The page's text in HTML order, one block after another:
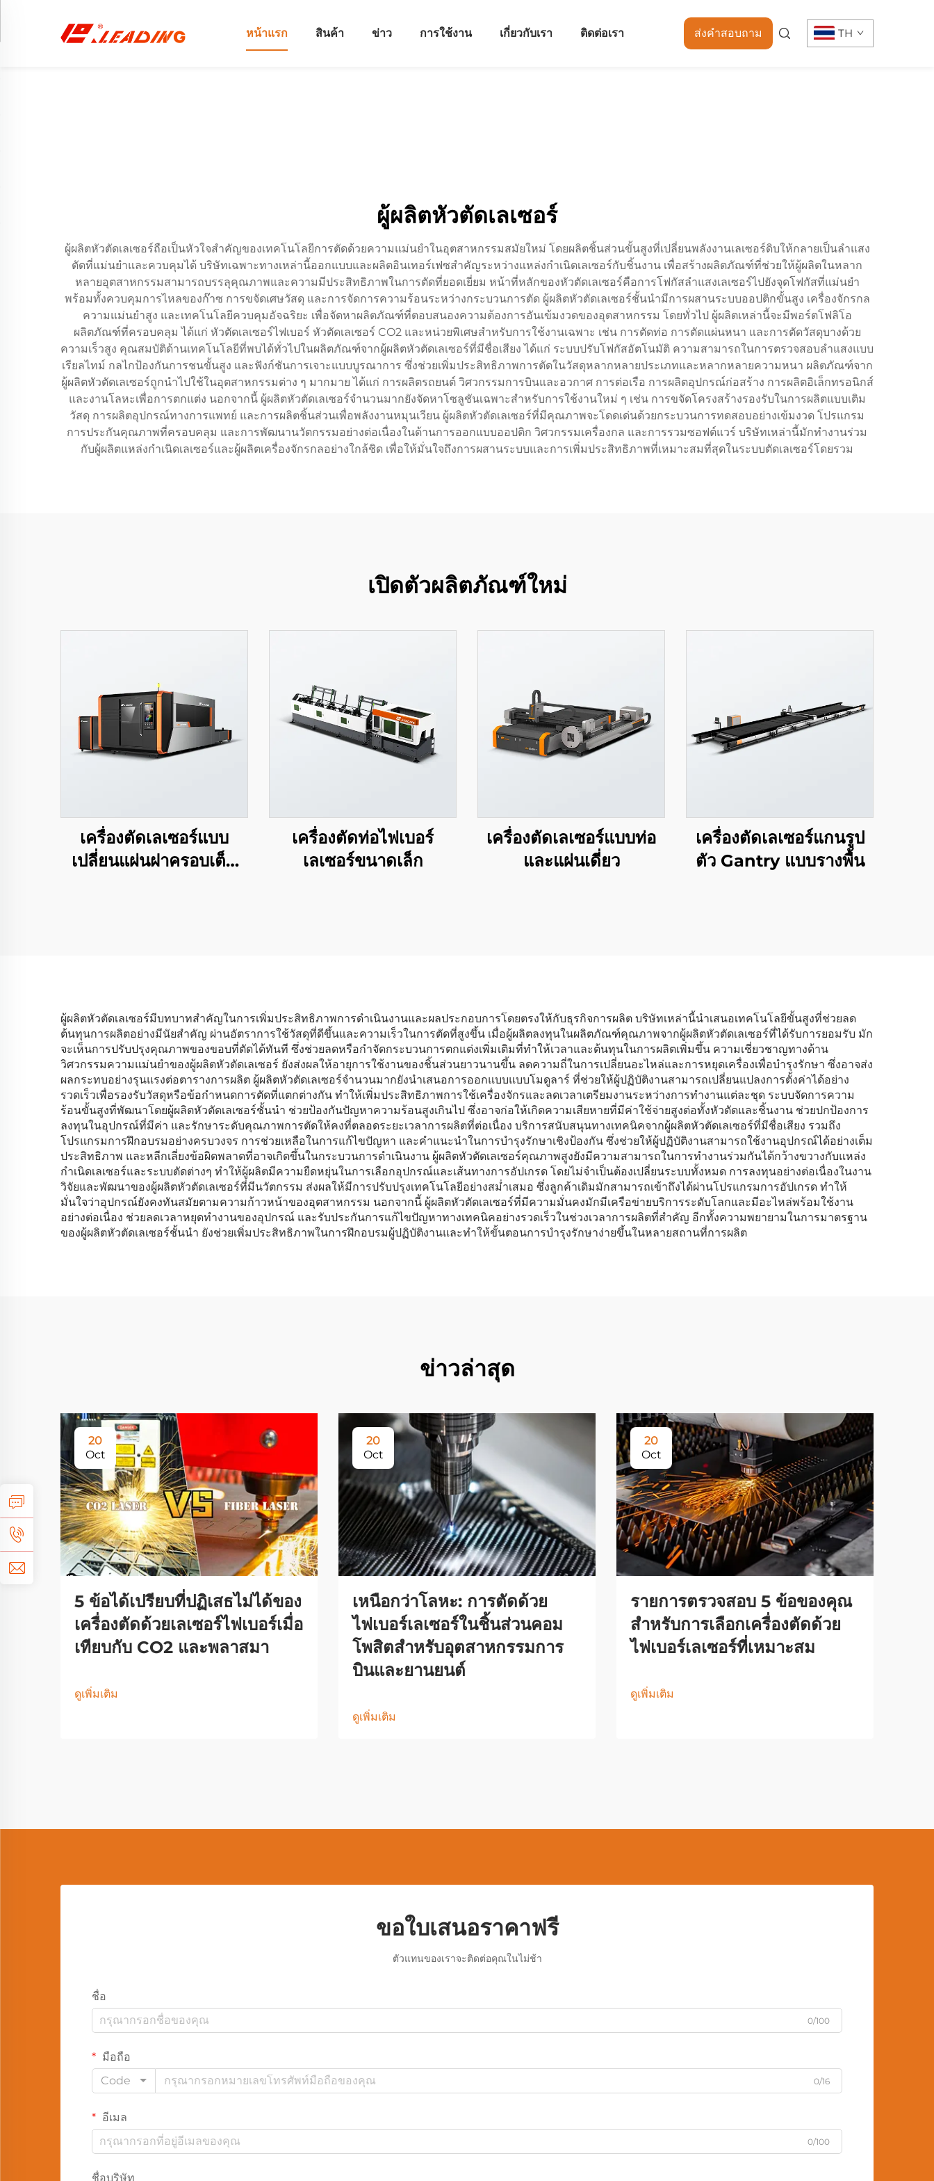
หน้าแรก สินค้า ข่าว การใช้งาน เกี่ยวกับเรา ติดต่อเรา ส่งคำสอบถาม TH
ผู้ผลิตหัวตัดเลเซอร์
ผู้ผลิตหัวตัดเลเซอร์ถือเป็นหัวใจสำคัญของเทคโนโลยีการตัดด้วยความแม่นยำในอุตสาหกรรมสมัยใหม่ โดยผลิตชิ้นส่วนขั้นสูงที่เปลี่ยนพลังงานเลเซอร์ดิบให้กลายเป็นลำแสง
ตัดที่แม่นยำและควบคุมได้ บริษัทเฉพาะทางเหล่านี้ออกแบบและผลิตอินเทอร์เฟซสำคัญระหว่างแหล่งกำเนิดเลเซอร์กับชิ้นงาน เพื่อสร้างผลิตภัณฑ์ที่ช่วยให้ผู้ผลิตในหลาก
หลายอุตสาหกรรมสามารถบรรลุคุณภาพและความมีประสิทธิภาพในการตัดที่ยอดเยี่ยม หน้าที่หลักของหัวตัดเลเซอร์คือการโฟกัสลำแสงเลเซอร์ไปยังจุดโฟกัสที่แม่นยำ
พร้อมทั้งควบคุมการไหลของก๊าซ การขจัดเศษวัสดุ และการจัดการความร้อนระหว่างกระบวนการตัด ผู้ผลิตหัวตัดเลเซอร์ชั้นนำมีการผสานระบบออปติกขั้นสูง เครื่องจักรกล
ความแม่นยำสูง และเทคโนโลยีควบคุมอัจฉริยะ เพื่อจัดหาผลิตภัณฑ์ที่ตอบสนองความต้องการอันเข้มงวดของอุตสาหกรรม โดยทั่วไป ผู้ผลิตเหล่านี้จะมีพอร์ตโฟลิโอ
ผลิตภัณฑ์ที่ครอบคลุม ได้แก่ หัวตัดเลเซอร์ไฟเบอร์ หัวตัดเลเซอร์ CO2 และหน่วยพิเศษสำหรับการใช้งานเฉพาะ เช่น การตัดท่อ การตัดแผ่นหนา และการตัดวัสดุบางด้วย
ความเร็วสูง คุณสมบัติด้านเทคโนโลยีที่พบได้ทั่วไปในผลิตภัณฑ์จากผู้ผลิตหัวตัดเลเซอร์ที่มีชื่อเสียง ได้แก่ ระบบปรับโฟกัสอัตโนมัติ ความสามารถในการตรวจสอบลำแสงแบบ
เรียลไทม์ กลไกป้องกันการชนขั้นสูง และฟังก์ชันการเจาะแบบบูรณาการ ซึ่งช่วยเพิ่มประสิทธิภาพการตัดในวัสดุหลากหลายประเภทและหลากหลายความหนา ผลิตภัณฑ์จาก
ผู้ผลิตหัวตัดเลเซอร์ถูกนำไปใช้ในอุตสาหกรรมต่าง ๆ มากมาย ได้แก่ การผลิตรถยนต์ วิศวกรรมการบินและอวกาศ การต่อเรือ การผลิตอุปกรณ์ก่อสร้าง การผลิตอิเล็กทรอนิกส์
และงานโลหะเพื่อการตกแต่ง นอกจากนี้ ผู้ผลิตหัวตัดเลเซอร์จำนวนมากยังจัดหาโซลูชันเฉพาะสำหรับการใช้งานใหม่ ๆ เช่น การขจัดโครงสร้างรองรับในการผลิตแบบเติม
วัสดุ การผลิตอุปกรณ์ทางการแพทย์ และการผลิตชิ้นส่วนเพื่อพลังงานหมุนเวียน ผู้ผลิตหัวตัดเลเซอร์ที่มีคุณภาพจะโดดเด่นด้วยกระบวนการทดสอบอย่างเข้มงวด โปรแกรม
การประกันคุณภาพที่ครอบคลุม และการพัฒนานวัตกรรมอย่างต่อเนื่องในด้านการออกแบบออปติก วิศวกรรมเครื่องกล และการรวมซอฟต์แวร์ บริษัทเหล่านี้มักทำงานร่วม
กับผู้ผลิตแหล่งกำเนิดเลเซอร์และผู้ผลิตเครื่องจักรกลอย่างใกล้ชิด เพื่อให้มั่นใจถึงการผสานระบบและการเพิ่มประสิทธิภาพที่เหมาะสมที่สุดในระบบตัดเลเซอร์โดยรวม
เปิดตัวผลิตภัณฑ์ใหม่
เครื่องตัดเลเซอร์แบบ
เปลี่ยนแผ่นฝาครอบเต็ม
เครื่องตัดท่อไฟเบอร์
เลเซอร์ขนาดเล็ก
เครื่องตัดเลเซอร์แบบท่อ
และแผ่นเดี่ยว
เครื่องตัดเลเซอร์แกนรูป
ตัว Gantry แบบรางพื้น
ผู้ผลิตหัวตัดเลเซอร์มีบทบาทสำคัญในการเพิ่มประสิทธิภาพการดำเนินงานและผลประกอบการโดยตรงให้กับธุรกิจการผลิต บริษัทเหล่านี้นำเสนอเทคโนโลยีขั้นสูงที่ช่วยลด
ต้นทุนการผลิตอย่างมีนัยสำคัญ ผ่านอัตราการใช้วัสดุที่ดีขึ้นและความเร็วในการตัดที่สูงขึ้น เมื่อผู้ผลิตลงทุนในผลิตภัณฑ์คุณภาพจากผู้ผลิตหัวตัดเลเซอร์ที่ได้รับการยอมรับ มัก
จะเห็นการปรับปรุงคุณภาพของขอบที่ตัดได้ทันที ซึ่งช่วยลดหรือกำจัดกระบวนการตกแต่งเพิ่มเติมที่ทำให้เวลาและต้นทุนในการผลิตเพิ่มขึ้น ความเชี่ยวชาญทางด้าน
วิศวกรรมความแม่นยำของผู้ผลิตหัวตัดเลเซอร์ ยังส่งผลให้อายุการใช้งานของชิ้นส่วนยาวนานขึ้น ลดความถี่ในการเปลี่ยนอะไหล่และการหยุดเครื่องเพื่อบำรุงรักษา ซึ่งอาจส่ง
ผลกระทบอย่างรุนแรงต่อตารางการผลิต ผู้ผลิตหัวตัดเลเซอร์จำนวนมากยังนำเสนอการออกแบบแบบโมดูลาร์ ที่ช่วยให้ผู้ปฏิบัติงานสามารถเปลี่ยนแปลงการตั้งค่าได้อย่าง
รวดเร็วเพื่อรองรับวัสดุหรือข้อกำหนดการตัดที่แตกต่างกัน ทำให้เพิ่มประสิทธิภาพการใช้เครื่องจักรและลดเวลาเตรียมงานระหว่างการทำงานแต่ละชุด ระบบจัดการความ
ร้อนขั้นสูงที่พัฒนาโดยผู้ผลิตหัวตัดเลเซอร์ชั้นนำ ช่วยป้องกันปัญหาความร้อนสูงเกินไป ซึ่งอาจก่อให้เกิดความเสียหายที่มีค่าใช้จ่ายสูงต่อทั้งหัวตัดและชิ้นงาน ช่วยปกป้องการ
ลงทุนในอุปกรณ์ที่มีค่า และรักษาระดับคุณภาพการตัดให้คงที่ตลอดระยะเวลาการผลิตที่ต่อเนื่อง บริการสนับสนุนทางเทคนิคจากผู้ผลิตหัวตัดเลเซอร์ที่มีชื่อเสียง รวมถึง
โปรแกรมการฝึกอบรมอย่างครบวงจร การช่วยเหลือในการแก้ไขปัญหา และคำแนะนำในการบำรุงรักษาเชิงป้องกัน ซึ่งช่วยให้ผู้ปฏิบัติงานสามารถใช้งานอุปกรณ์ได้อย่างเต็ม
ประสิทธิภาพ และหลีกเลี่ยงข้อผิดพลาดที่อาจเกิดขึ้นในกระบวนการดำเนินงาน ผู้ผลิตหัวตัดเลเซอร์คุณภาพสูงยังมีความสามารถในการทำงานร่วมกันได้กว้างขวางกับแหล่ง
กำเนิดเลเซอร์และระบบตัดต่างๆ ทำให้ผู้ผลิตมีความยืดหยุ่นในการเลือกอุปกรณ์และเส้นทางการอัปเกรด โดยไม่จำเป็นต้องเปลี่ยนระบบทั้งหมด การลงทุนอย่างต่อเนื่องในงาน
วิจัยและพัฒนาของผู้ผลิตหัวตัดเลเซอร์ที่มีนวัตกรรม ส่งผลให้มีการปรับปรุงเทคโนโลยีอย่างสม่ำเสมอ ซึ่งลูกค้าเดิมมักสามารถเข้าถึงได้ผ่านโปรแกรมการอัปเกรด ทำให้
มั่นใจว่าอุปกรณ์ยังคงทันสมัยตามความก้าวหน้าของอุตสาหกรรม นอกจากนี้ ผู้ผลิตหัวตัดเลเซอร์ที่มีความมั่นคงมักมีเครือข่ายบริการระดับโลกและมีอะไหล่พร้อมใช้งาน
อย่างต่อเนื่อง ช่วยลดเวลาหยุดทำงานของอุปกรณ์ และรับประกันการแก้ไขปัญหาทางเทคนิคอย่างรวดเร็วในช่วงเวลาการผลิตที่สำคัญ อีกทั้งความพยายามในการมาตรฐาน
ของผู้ผลิตหัวตัดเลเซอร์ชั้นนำ ยังช่วยเพิ่มประสิทธิภาพในการฝึกอบรมผู้ปฏิบัติงานและทำให้ขั้นตอนการบำรุงรักษาง่ายขึ้นในหลายสถานที่การผลิต
ข่าวล่าสุด
20
Oct
5 ข้อได้เปรียบที่ปฏิเสธไม่ได้ของ
เครื่องตัดด้วยเลเซอร์ไฟเบอร์เมื่อ
เทียบกับ CO2 และพลาสมา
ดูเพิ่มเติม
20
Oct
เหนือกว่าโลหะ: การตัดด้วย
ไฟเบอร์เลเซอร์ในชิ้นส่วนคอม
โพสิตสำหรับอุตสาหกรรมการ
บินและยานยนต์
ดูเพิ่มเติม
20
Oct
รายการตรวจสอบ 5 ข้อของคุณ
สำหรับการเลือกเครื่องตัดด้วย
ไฟเบอร์เลเซอร์ที่เหมาะสม
ดูเพิ่มเติม
ขอใบเสนอราคาฟรี
ตัวแทนของเราจะติดต่อคุณในไม่ช้า
ชื่อ
0/100
มือถือ
Code
0/16
อีเมล
0/100
ชื่อบริษัท